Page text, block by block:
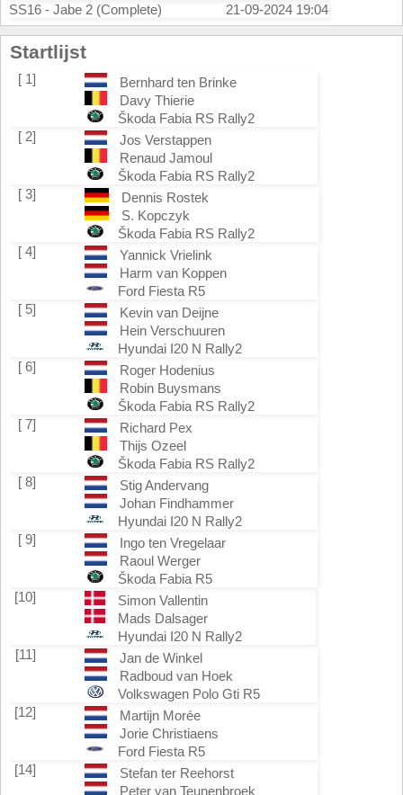
SS16 - Jabe 2 (Complete)
21-09-2024 19:04
Startlijst
[ 1]
Bernhard ten Brinke
Davy Thierie
Škoda Fabia RS Rally2
[ 2]
Jos Verstappen
Renaud Jamoul
Škoda Fabia RS Rally2
[ 3]
Dennis Rostek
S. Kopczyk
Škoda Fabia RS Rally2
[ 4]
Yannick Vrielink
Harm van Koppen
Ford Fiesta R5
[ 5]
Kevin van Deijne
Hein Verschuuren
Hyundai I20 N Rally2
[ 6]
Roger Hodenius
Robin Buysmans
Škoda Fabia RS Rally2
[ 7]
Richard Pex
Thijs Ozeel
Škoda Fabia RS Rally2
[ 8]
Stig Andervang
Johan Findhammer
Hyundai I20 N Rally2
[ 9]
Ingo ten Vregelaar
Raoul Werger
Škoda Fabia R5
[10]
Simon Vallentin
Mads Dalsager
Hyundai I20 N Rally2
[11]
Jan de Winkel
Radboud van Hoek
Volkswagen Polo Gti R5
[12]
Martijn Morée
Jorie Christiaens
Ford Fiesta R5
[14]
Stefan ter Reehorst
Peter van Teunenbroek